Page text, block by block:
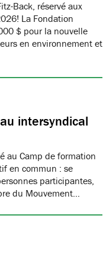
Back, réservé aux
La Fondation
$ pour la nouvelle
en environnement et
intersyndical
au Camp de formation
en commun : se
participantes,
du Mouvement…